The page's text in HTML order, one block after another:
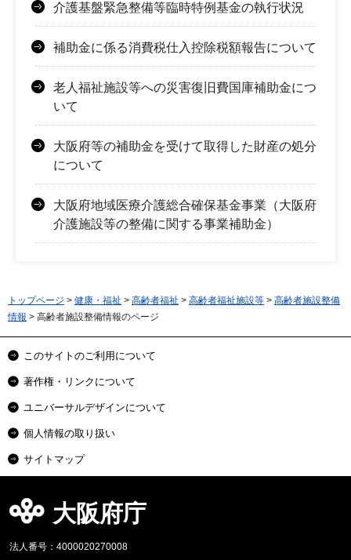
介護基盤緊急整備等臨時特例基金の執行状況
補助金に係る消費税仕入控除税額報告について
老人福祉施設等への災害復旧費国庫補助金につ
いて
大阪府等の補助金を受けて取得した財産の処分
について
大阪府地域医療介護総合確保基金事業（大阪府
介護施設等の整備に関する事業補助金）
トップページ > 健康・福祉 > 高齢者福祉 > 高齢者福祉施設等 > 高齢者施設整備
情報 > 高齢者施設整備情報のページ
このサイトのご利用について
著作権・リンクについて
ユニバーサルデザインについて
個人情報の取り扱い
サイトマップ
大阪府庁
法人番号：4000020270008